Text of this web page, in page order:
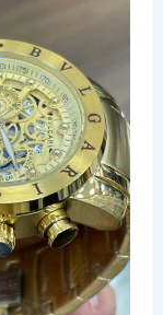
ایتالیا که به